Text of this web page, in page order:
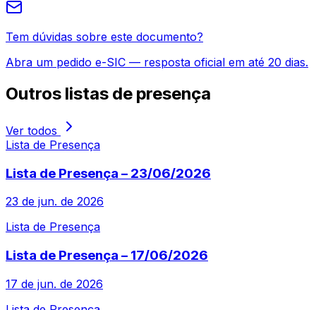
Tem dúvidas sobre este documento?
Abra um pedido e-SIC — resposta oficial em até 20 dias.
Outros listas de presença
Ver todos
Lista de Presença
Lista de Presença – 23/06/2026
23 de jun. de 2026
Lista de Presença
Lista de Presença – 17/06/2026
17 de jun. de 2026